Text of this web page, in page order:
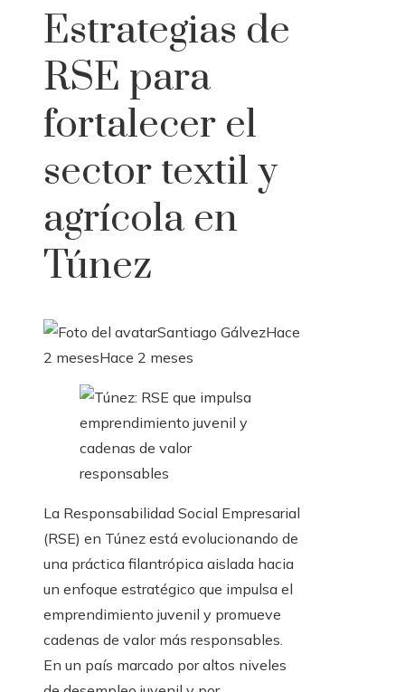
Estrategias de
RSE para
fortalecer el
sector textil y
agrícola en
Túnez
Santiago GálvezHace
2 mesesHace 2 meses
La Responsabilidad Social Empresarial
(RSE) en Túnez está evolucionando de
una práctica filantrópica aislada hacia
un enfoque estratégico que impulsa el
emprendimiento juvenil y promueve
cadenas de valor más responsables.
En un país marcado por altos niveles